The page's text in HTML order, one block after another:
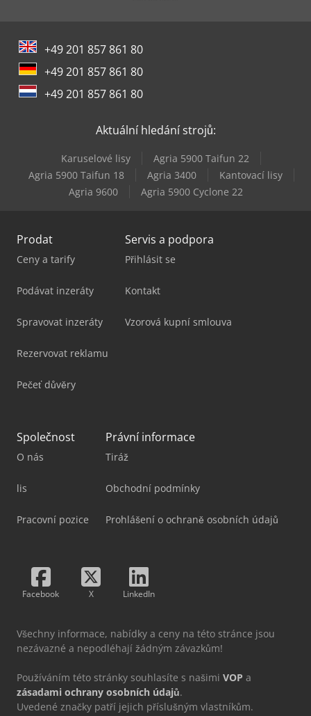
+49 201 857 861 80
+49 201 857 861 80
+49 201 857 861 80
Aktuální hledání strojů:
Karuselové lisy
Agria 5900 Taifun 22
Agria 5900 Taifun 18
Agria 3400
Kantovací lisy
Agria 9600
Agria 5900 Cyclone 22
Prodat
Ceny a tarify
Podávat inzeráty
Spravovat inzeráty
Rezervovat reklamu
Pečeť důvěry
Servis a podpora
Přihlásit se
Kontakt
Vzorová kupní smlouva
Společnost
O nás
lis
Pracovní pozice
Právní informace
Tiráž
Obchodní podmínky
Prohlášení o ochraně osobních údajů
Facebook X LinkedIn
Všechny informace, nabídky a ceny na této stránce jsou
nezávazné a nepodléhají žádným závazkům!
Používáním této stránky souhlasíte s našimi VOP a
zásadami ochrany osobních údajů.
Uvedené značky patří jejich příslušným vlastníkům.